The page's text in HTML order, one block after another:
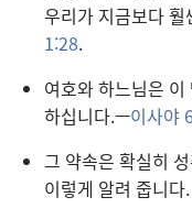
우리가 지금보다 훨
1:28.
여호와 하느님은 이
하십니다.—이사야
그 약속은 확실히
이렇게 알려 줍니다.